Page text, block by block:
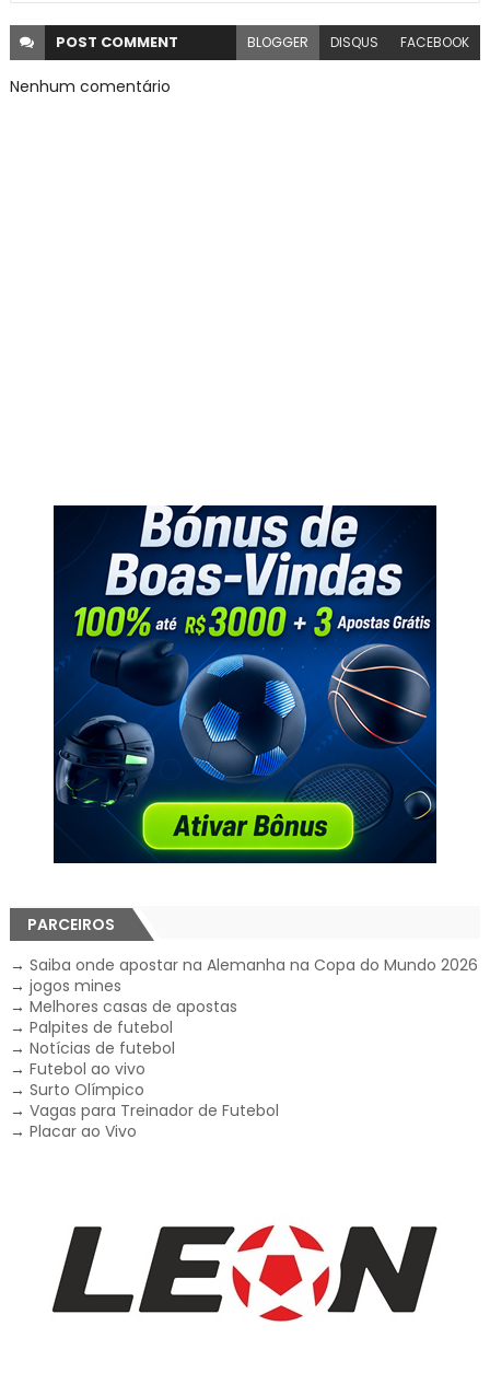
POST COMMENT BLOGGER DISQUS FACEBOOK
Nenhum comentário
PARCEIROS
→ Saiba onde apostar na Alemanha na Copa do Mundo 2026
→ jogos mines
→ Melhores casas de apostas
→ Palpites de futebol
→ Notícias de futebol
→ Futebol ao vivo
→ Surto Olímpico
→ Vagas para Treinador de Futebol
→ Placar ao Vivo